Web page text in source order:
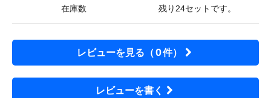
在庫数 残り24セットです。
レビューを見る（0件）
レビューを書く